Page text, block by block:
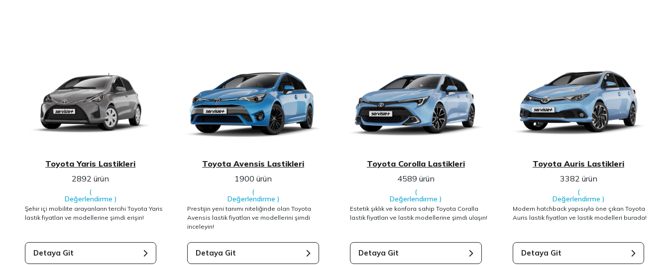
Toyota Yaris Lastikleri
2892 ürün
(
Değerlendirme )
Şehir içi mobilite arayanların tercihi Toyota Yaris
lastik fiyatları ve modellerine şimdi erişin!
Detaya Git
Toyota Avensis Lastikleri
1900 ürün
(
Değerlendirme )
Prestijin yeni tanımı niteliğinde olan Toyota
Avensis lastik fiyatları ve modellerini şimdi
inceleyin!
Detaya Git
Toyota Corolla Lastikleri
4589 ürün
(
Değerlendirme )
Estetik şıklık ve konfora sahip Toyota Coralla
lastik fiyatları ve lastik modellerine şimdi ulaşın!
Detaya Git
Toyota Auris Lastikleri
3382 ürün
(
Değerlendirme )
Modern hatchback yapısıyla öne çıkan Toyota
Auris lastik fiyatları ve lastik modelleri burada!
Detaya Git